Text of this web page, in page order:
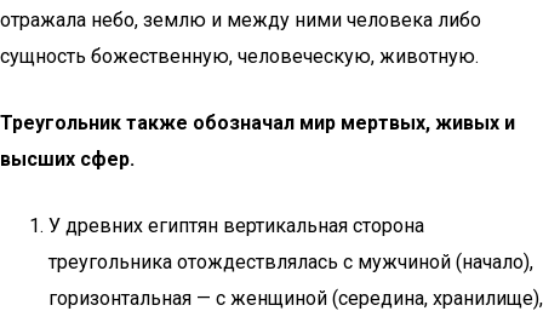
отражала небо, землю и между ними человека либо
сущность божественную, человеческую, животную.
Треугольник также обозначал мир мертвых, живых и
высших сфер.
У древних египтян вертикальная сторона
треугольника отождествлялась с мужчиной (начало),
горизонтальная — с женщиной (середина, хранилище),